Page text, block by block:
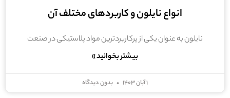
انواع نایلون و کاربردهای مختلف آن
نایلون به عنوان یکی از پرکاربردترین مواد پلاستیکی در صنعت
بیشتر بخوانید »
۱ آبان ۱۴۰۳ بدون دیدگاه